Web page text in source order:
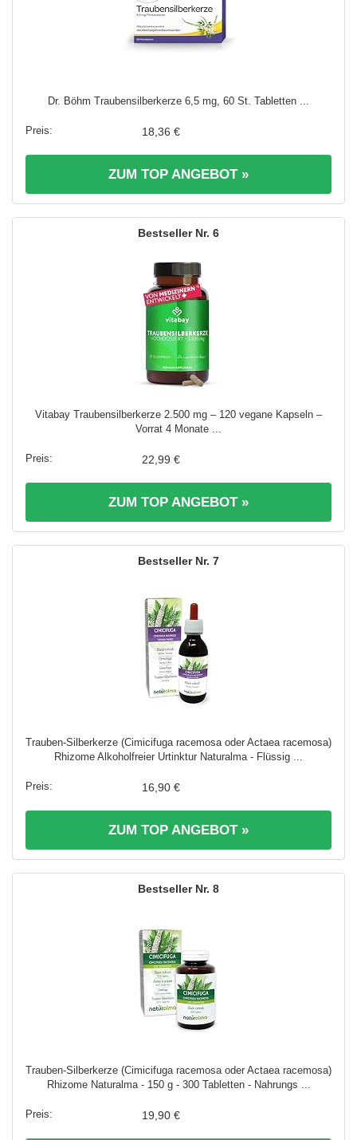
Dr. Böhm Traubensilberkerze 6,5 mg, 60 St. Tabletten ...
18,36 €
ZUM TOP ANGEBOT »
6
Vitabay Traubensilberkerze 2.500 mg – 120 vegane Kapseln –
Vorrat 4 Monate ...
22,99 €
ZUM TOP ANGEBOT »
7
Trauben-Silberkerze (Cimicifuga racemosa oder Actaea racemosa)
Rhizome Alkoholfreier Urtinktur Naturalma - Flüssig ...
16,90 €
ZUM TOP ANGEBOT »
8
Trauben-Silberkerze (Cimicifuga racemosa oder Actaea racemosa)
Rhizome Naturalma - 150 g - 300 Tabletten - Nahrungs ...
19,90 €